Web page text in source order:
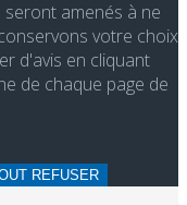
amenés à ne
votre choix
d'avis en cliquant
de chaque page de
REFUSER